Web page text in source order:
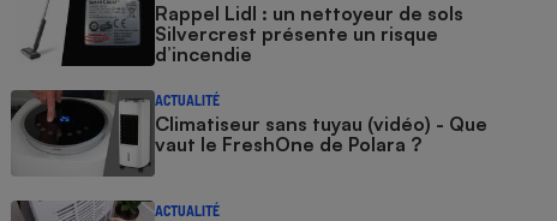
Rappel Lidl : un nettoyeur de sols
Silvercrest présente un risque
d’incendie
ACTUALITÉ
Climatiseur sans tuyau (vidéo) - Que
vaut le FreshOne de Polara ?
ACTUALITÉ